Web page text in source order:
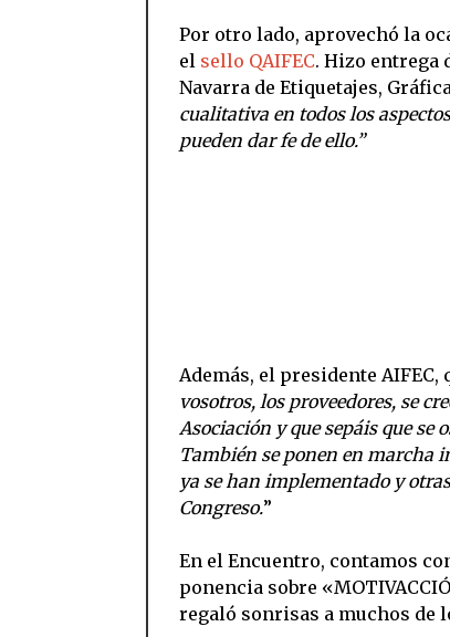
Por otro lado, aprovechó la
el sello QAIFEC. Hizo entrega
Navarra de Etiquetajes,
cualitativa en todos los
pueden dar fe de ello.”
Además, el presidente
vosotros, los proveedores, se
Asociación y que sepáis que se
También se ponen en marcha
ya se han implementado y
Congreso.”
En el Encuentro, contamos
ponencia sobre
regaló sonrisas a muchos de